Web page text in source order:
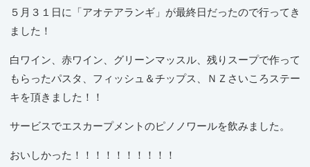
５月３１日に「アオテアランギ」が最終日だったので行ってき
ました！
白ワイン、赤ワイン、グリーンマッスル、残りスープで作って
もらったパスタ、フィッシュ＆チップス、ＮＺさいころステー
キを頂きました！！
サービスでエスカープメントのピノノワールを飲みました。
おいしかった！！！！！！！！！！